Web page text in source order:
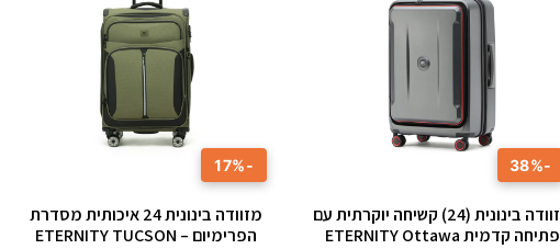
-38%
מזוודה בינונית (24) קשיחה יוקרתית עם
פתיחה קדמית ETERNITY Ottawa
-17%
מזוודה בינונית ‎24 איכותית מסדרת
הפרימיום – ETERNITY TUCSON